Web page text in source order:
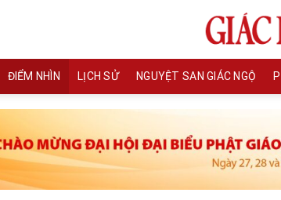
ĐIỂM NHÌN LỊCH SỬ NGUYỆT SAN GIÁC NGỘ